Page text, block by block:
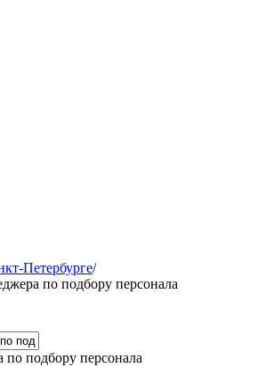
Петербурге/
по подбору персонала
по подбору персонала